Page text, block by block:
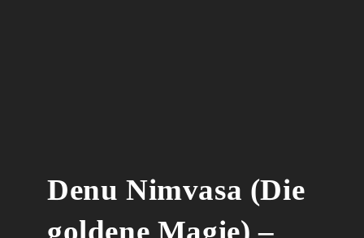
Denu Nimvasa (Die
goldene Magie) –